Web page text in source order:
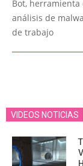
Bot, herramienta
análisis de
de trabajo
VIDEOS NOTICIAS